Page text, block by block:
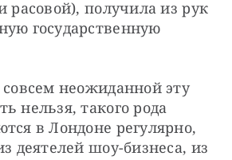
расовой), получила из рук
государственную
неожиданной эту
нельзя, такого рода
в Лондоне регулярно,
деятелей шоу-бизнеса, из